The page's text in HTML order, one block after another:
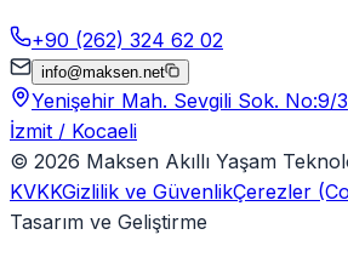
+90 (262) 324 62 02
info@maksen.net
Yenişehir Mah. Sevgili Sok. No:9/3
İzmit / Kocaeli
© 2026 Maksen Akıllı Yaşam
KVKKGizlilik ve GüvenlikÇerezler
Tasarım ve Geliştirme